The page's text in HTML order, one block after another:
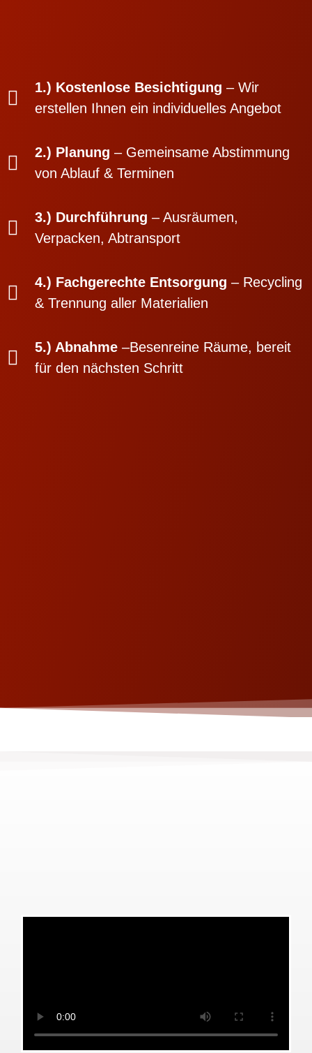
1.) Kostenlose Besichtigung – Wir
erstellen Ihnen ein individuelles Angebot
2.) Planung – Gemeinsame Abstimmung
von Ablauf & Terminen
3.) Durchführung – Ausräumen,
Verpacken, Abtransport
4.) Fachgerechte Entsorgung – Recycling
& Trennung aller Materialien
5.) Abnahme –Besenreine Räume, bereit
für den nächsten Schritt